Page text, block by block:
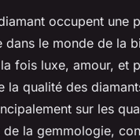
occupent une
dans le monde de la
fois luxe, amour, et
la qualité des
sur les
la gemmologie,